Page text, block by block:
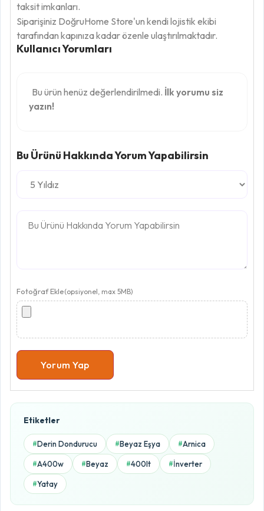
taksit imkanları.
Siparişiniz DoğruHome Store'un kendi lojistik ekibi
tarafından kapınıza kadar özenle ulaştırılmaktadır.
Kullanıcı Yorumları
Bu ürün henüz değerlendirilmedi. İlk yorumu siz
yazın!
Bu Ürünü Hakkında Yorum Yapabilirsin
Fotoğraf Ekle(opsiyonel, max 5MB)
Yorum Yap
5.0 / 5
5 Yıldız
0%
4 Yıldız
Etiketler
#Derin Dondurucu #Beyaz Eşya #Arnica
#A400w #Beyaz #400lt #İnverter
#Yatay